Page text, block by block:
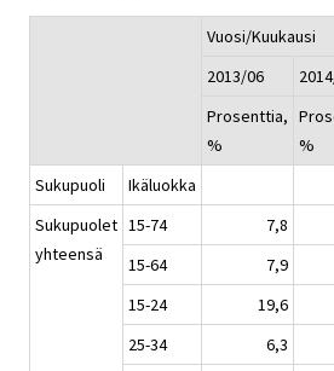
Vuosi/Kuukausi
2013/06
Prosenttia,
%
%
Sukupuoli
Ikäluokka
Sukupuolet
yhteensä
15-74 7,8
15-64
7,9
15-24
19,6
25-34
6,3